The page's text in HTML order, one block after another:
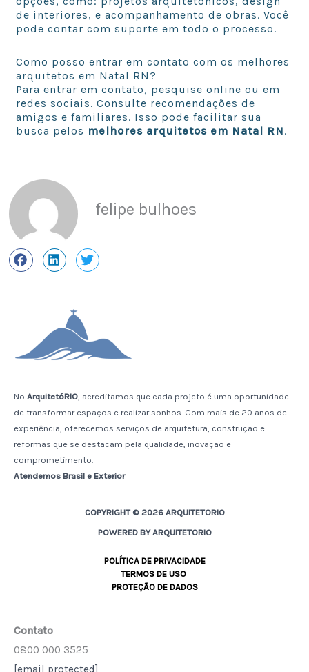
de interiores, e acompanhamento de obras. Você
pode contar com suporte em todo o processo.
Como posso entrar em contato com os melhores
arquitetos em Natal RN?
Para entrar em contato, pesquise online ou em
redes sociais. Consulte recomendações de
amigos e familiares. Isso pode facilitar sua
busca pelos melhores arquitetos em Natal RN.
felipe bulhoes
No ArquitetóRIO , acreditamos que cada projeto é uma oportunidade
de transformar espaços e realizar sonhos. Com mais de 20 anos de
experiência, oferecemos serviços de arquitetura, construção e
reformas que se destacam pela qualidade, inovação e
comprometimento.
Atendemos Brasil e Exterior
COPYRIGHT © 2026 ARQUITETORIO
POWERED BY ARQUITETORIO
POLÍTICA DE PRIVACIDADE
TERMOS DE USO
PROTEÇÃO DE DADOS
Contato
0800 000 3525
[email protected]